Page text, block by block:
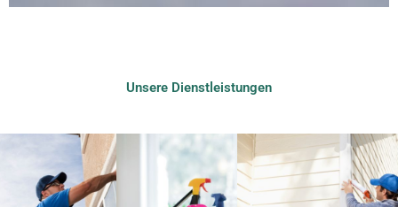
Unsere Dienstleistungen